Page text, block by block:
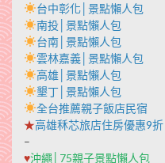
台中彰化│景點懶人包
南投│景點懶人包
台南│景點懶人包
雲林嘉義│景點懶人包
高雄│景點懶人包
墾丁│景點懶人包
全台推薦親子飯店民宿
★高雄秝芯旅店住房優惠9折
–
♥沖繩│75親子景點懶人包